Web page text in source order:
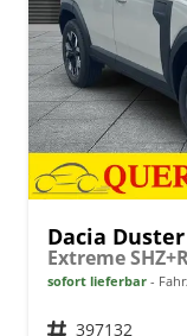
Dacia Duster
Extreme
sofort lieferbar
Fahrzeugnr. 397132